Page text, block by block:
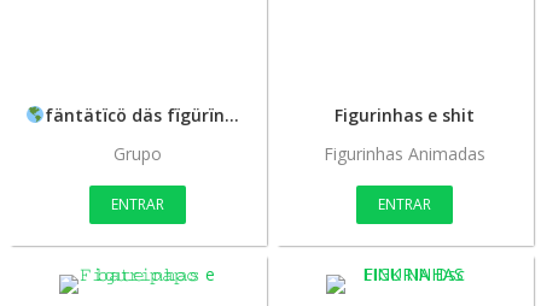
fäntätïcö däs fïgürïnhäs
Grupo
ENTRAR
Figurinhas e shit
Figurinhas Animadas
ENTRAR